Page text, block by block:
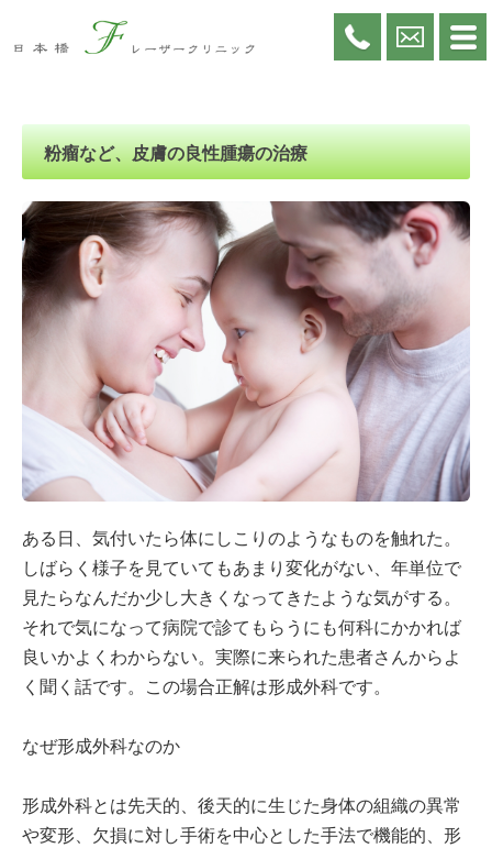
粉瘤など、皮膚の良性腫瘍の治療
ある日、気付いたら体にしこりのようなものを触れた。
しばらく様子を見ていてもあまり変化がない、年単位で
見たらなんだか少し大きくなってきたような気がする。
それで気になって病院で診てもらうにも何科にかかれば
良いかよくわからない。実際に来られた患者さんからよ
く聞く話です。この場合正解は形成外科です。
なぜ形成外科なのか
形成外科とは先天的、後天的に生じた身体の組織の異常
や変形、欠損に対し手術を中心とした手法で機能的、形